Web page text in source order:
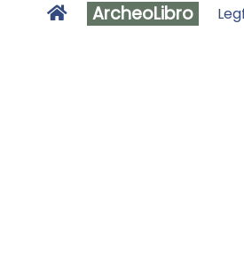
ArcheoLibro